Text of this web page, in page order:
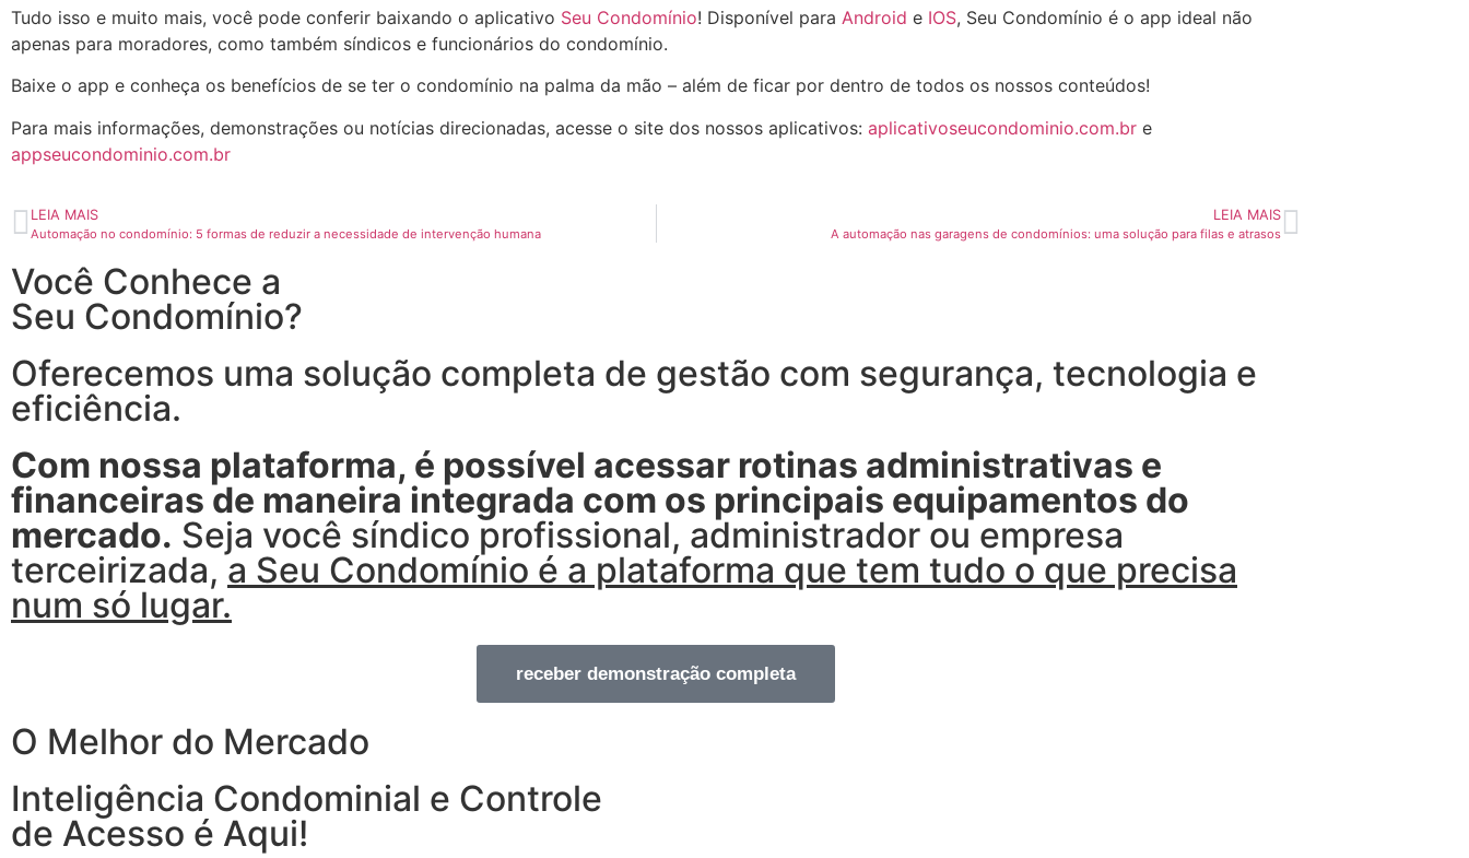
Tudo isso e muito mais, você pode conferir baixando o aplicativo Seu Condomínio! Disponível para Android e IOS, Seu Condomínio é o app ideal não
apenas para moradores, como também síndicos e funcionários do condomínio.
Baixe o app e conheça os benefícios de se ter o condomínio na palma da mão – além de ficar por dentro de todos os nossos conteúdos!
Para mais informações, demonstrações ou notícias direcionadas, acesse o site dos nossos aplicativos: aplicativoseucondominio.com.br e
appseucondominio.com.br
LEIA MAIS
Automação no condomínio: 5 formas de reduzir a necessidade de intervenção humana
LEIA MAIS
A automação nas garagens de condomínios: uma solução para filas e atrasos
Você Conhece a
Seu Condomínio?
Oferecemos uma solução completa de gestão com segurança, tecnologia e
eficiência.
Com nossa plataforma, é possível acessar rotinas administrativas e
financeiras de maneira integrada com os principais equipamentos do
mercado. Seja você síndico profissional, administrador ou empresa
terceirizada,a Seu Condomínio é a plataforma que tem tudo o que precisa
num só lugar.
receber demonstração completa
O Melhor do Mercado
Inteligência Condominial e Controle
de Acesso é Aqui!